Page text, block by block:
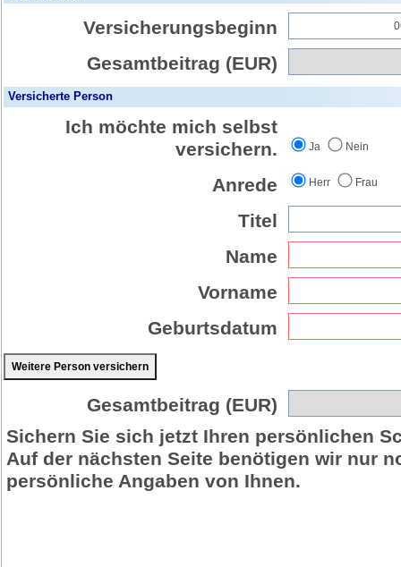
Versicherungsbeginn
Gesamtbeitrag (EUR)
Versicherte Person
Ich möchte mich selbst
versichern.
Ja Nein
Anrede Herr Frau
Titel
Name
Vorname
Geburtsdatum
Weitere Person versichern
Gesamtbeitrag (EUR)
Sichern Sie sich jetzt Ihren persönlichen
Auf der nächsten Seite benötigen wir nur
persönliche Angaben von Ihnen.